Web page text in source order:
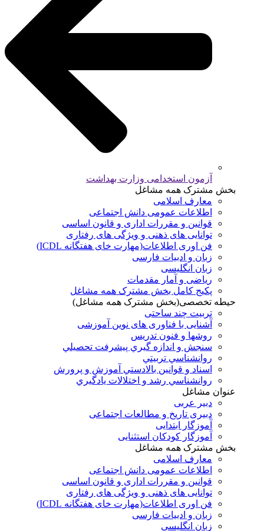
آزمون استخدامی وزارت بهداشت
بخش مشترک همه مشاغل
معارف اسلامی
اطلاعات عمومی دانش اجتماعی
قوانین و مقررات اداری و قانون اساسی
توانایی های ذهنی و ویژگی های رفتاری
فن اوری اطلاعات(مهارت خای هفتگانه ICDL)
زبان و ادبیات فارسی
زبان انگلیسی
ریاضی و آمار مقدمات
پکیج کامل بخش مشترک همه مشاغل
حیطه تخصصی(بخش مشترک همه مشاغل)
تربیت چند ساحتی
آشنایی با فناوری های نوین آموزشی
روشها و فنون تدريس
سنجش و اندازه گيري پيشرفت تحصيلي
روانشناسي تربيتي
اسناد و قوانين بالادستي آموزش و پرورش
روانشناسي رشد و اختلالات يادگيري
عنوان مشاغل
دبير عربی
دبیری تاریخ و مطالعات اجتماعی
آموزگار ابتدایی
آموزگار کودکان استثنایی
بخش مشترک همه مشاغل
معارف اسلامی
اطلاعات عمومی دانش اجتماعی
قوانین و مقررات اداری و قانون اساسی
توانایی های ذهنی و ویژگی های رفتاری
فن اوری اطلاعات(مهارت خای هفتگانه ICDL)
زبان و ادبیات فارسی
زبان انگلیسی